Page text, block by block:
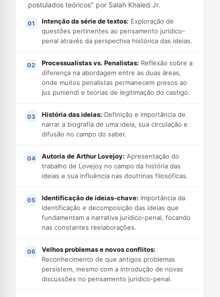
postulados teóricos" por Salah Khaled Jr.
Intenção da série de textos: Exploração de
questões pertinentes ao pensamento jurídico-
penal através da perspectiva histórica das ideias.
Processualistas vs. Penalistas: Reflexão sobre a
diferença na abordagem entre as duas áreas,
onde muitos penalistas permanecem presos ao
jus puniendi e teorias de legitimação do castigo.
História das ideias: Definição e importância de
narrar a biografia de uma ideia, sua circulação e
difusão no campo do saber.
Autoria de Arthur Lovejoy: Apresentação do
trabalho de Lovejoy no campo da história das
ideias e sua influência nas doutrinas filosóficas.
Identificação de ideias-chave: Importância da
identificação e decomposição das ideias que
fundamentam a narrativa jurídico-penal, focando
nas constantes reelaborações.
Velhos problemas e novos conflitos:
Reconhecimento de que antigos problemas
persistem, mesmo com a introdução de novas
discussões no pensamento jurídico-penal.